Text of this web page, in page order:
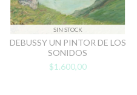
SIN STOCK
DEBUSSY UN PINTOR DE LOS
SONIDOS
$1.600,00